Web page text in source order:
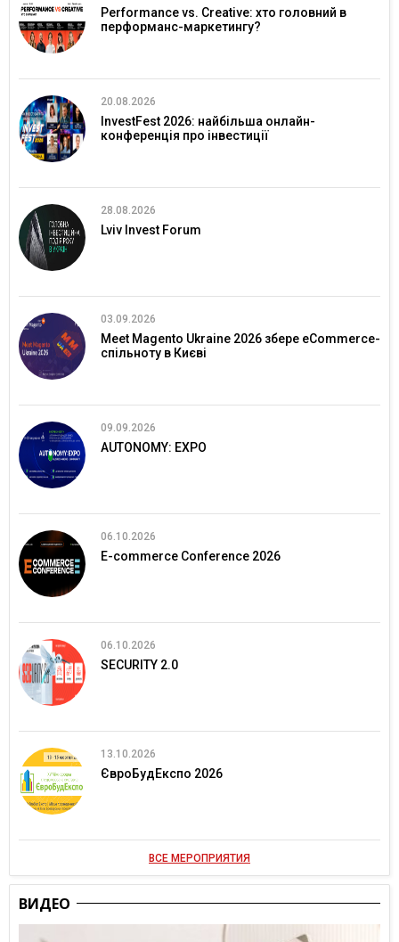
Performance vs. Creative: хто головний в
перформанс-маркетингу?
20.08.2026
InvestFest 2026: найбільша онлайн-
конференція про інвестиції
28.08.2026
Lviv Invest Forum
03.09.2026
Meet Magento Ukraine 2026 збере eCommerce-
спільноту в Києві
09.09.2026
AUTONOMY: EXPO
06.10.2026
E-commerce Conference 2026
06.10.2026
SECURITY 2.0
13.10.2026
ЄвроБудЕкспо 2026
ВСЕ МЕРОПРИЯТИЯ
ВИДЕО